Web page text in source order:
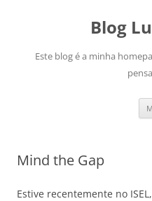
Blog
Este blog é a minha
Mind the Gap
Estive recentemente no